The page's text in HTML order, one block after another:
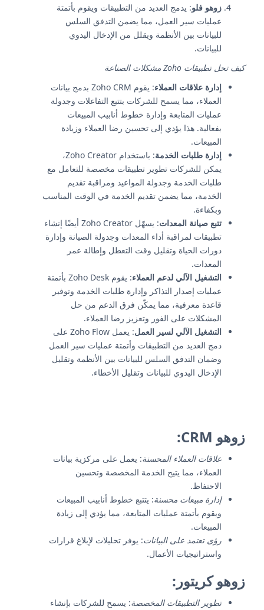
زوهو فلو: يدمج العديد من التطبيقات ويقوم بأتمتة
عمليات سير العمل، مما يضمن التدفق السلس
للبيانات بين الأنظمة ويقلل من الإدخال اليدوي
للبيانات.
كيف تحل تطبيقات Zoho مشكلات الصناعة
إدارة علاقات العملاء
: يقوم Zoho CRM بدمج بيانات
العملاء، مما يسمح للشركات بتتبع التفاعلات وجدولة
عمليات المتابعة وإدارة خطوط أنابيب المبيعات
بفعالية. هذا يؤدي إلى تحسين رضا العملاء وزيادة
المبيعات.
إدارة طلبات الخدمة
: باستخدام Zoho Creator،
يمكن للشركات تطوير تطبيقات مخصصة للتعامل مع
طلبات الخدمة وجدولة المواعيد ومراقبة تقديم
الخدمة، مما يضمن تقديم الخدمة في الوقت المناسب
وبكفاءة.
تتبع صيانة المعدات
: يسهّل Zoho Creator أيضًا إنشاء
تطبيقات لمراقبة أداء المعدات وجدولة الصيانة وإدارة
دورات الحياة وتقليل وقت التعطل وإطالة عمر
المعدات.
التشغيل الآلي لدعم العملاء
: يقوم Zoho Desk بأتمتة
عمليات إصدار التذاكر وإدارة طلبات الخدمة وتوفير
قاعدة معرفية، مما يمكّن فرق الدعم من حل
المشكلات على الفور وتعزيز رضا العملاء.
التشغيل الآلي لسير العمل
: يعمل Zoho Flow على
دمج العديد من التطبيقات وأتمتة عمليات سير العمل
وضمان التدفق السلس للبيانات بين الأنظمة وتقليل
الإدخال اليدوي للبيانات وتقليل الأخطاء.
زوهو CRM :
علاقات العملاء المحسنة: يعمل على مركزية بيانات
العملاء، مما يتيح الخدمة المخصصة وتحسين
الاحتفاظ.
إدارة مبيعات محسنة: يتتبع خطوط أنابيب المبيعات
ويقوم بأتمتة عمليات المتابعة، مما يؤدي إلى زيادة
المبيعات.
رؤى تعتمد على البيانات: يوفر تحليلات لإبلاغ قرارات
واستراتيجيات الأعمال.
زوهو كريتور :
تطوير التطبيقات المخصصة: يسمح للشركات بإنشاء